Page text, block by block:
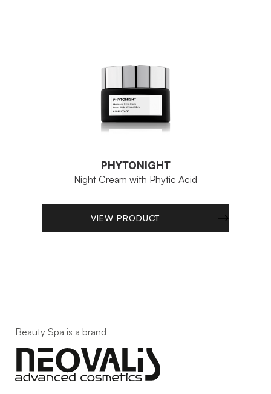
PHYTONIGHT
Night Cream with Phytic Acid
VIEW PRODUCT
Beauty Spa is a brand